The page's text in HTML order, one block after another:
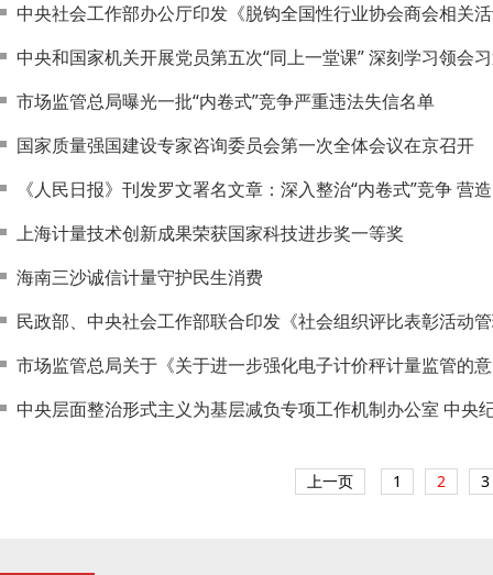
中央社会工作部办公厅印发《脱钩全国性行业协会商会相关
中央和国家机关开展党员第五次“同上一堂课” 深刻学习领会
市场监管总局曝光一批“内卷式”竞争严重违法失信名单
国家质量强国建设专家咨询委员会第一次全体会议在京召开
《人民日报》刊发罗文署名文章：深入整治“内卷式”竞争 营
上海计量技术创新成果荣获国家科技进步奖一等奖
海南三沙诚信计量守护民生消费
民政部、中央社会工作部联合印发《社会组织评比表彰活动
市场监管总局关于《关于进一步强化电子计价秤计量监管的
中央层面整治形式主义为基层减负专项工作机制办公室 中
上一页 1 2 3